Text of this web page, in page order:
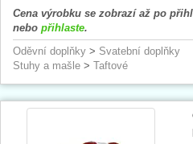
Cena výrobku se zobrazí až po
nebo přihlaste.
Oděvní doplňky > Svatební doplňky
Stuhy a mašle > Taftové